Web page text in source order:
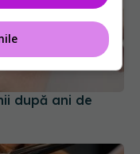
după ani de